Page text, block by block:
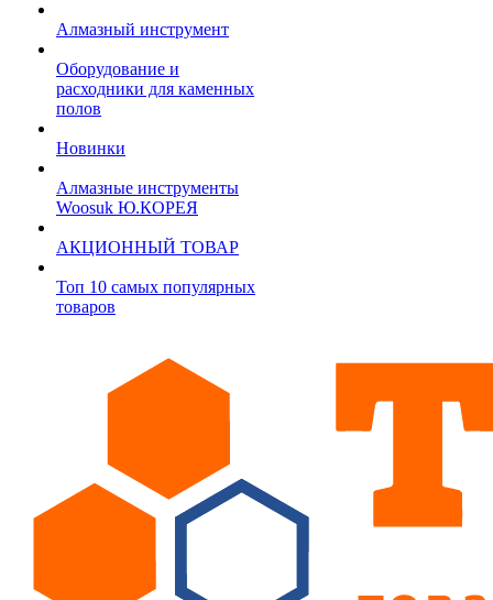
Алмазный инструмент
Оборудование и
расходники для каменных
полов
Новинки
Алмазные инструменты
Woosuk Ю.КОРЕЯ
АКЦИОННЫЙ ТОВАР
Топ 10 самых популярных
товаров